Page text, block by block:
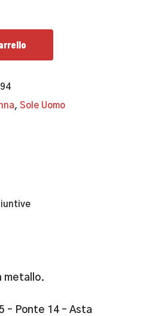
, Sole Uomo
metallo.
– Ponte 14 – Asta